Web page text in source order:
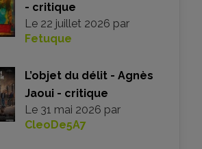
- critique
Le 22 juillet 2026 par
Fetuque
L’objet du délit - Agnès
Jaoui - critique
Le 31 mai 2026 par
CleoDe5A7